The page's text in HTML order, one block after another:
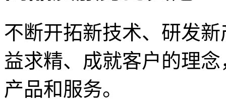
不断开拓新技术、研发
益求精、成就客户的理
产品和服务。